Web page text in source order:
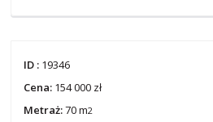
ID : 19346
Cena: 154 000 zł
Metraż:70 m2